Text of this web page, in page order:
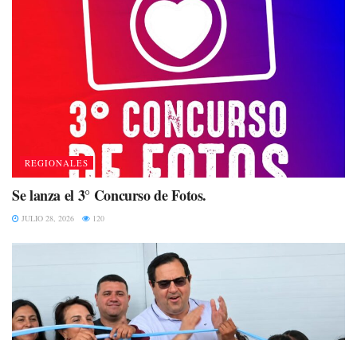
REGIONALES
Se lanza el 3° Concurso de Fotos.
JULIO 28, 2026 120